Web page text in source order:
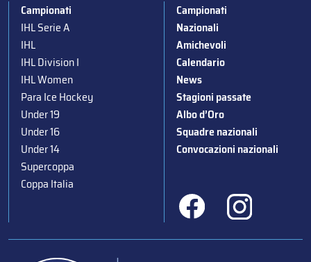
Campionati
IHL Serie A
IHL
IHL Division I
IHL Women
Para Ice Hockey
Under 19
Under 16
Under 14
Supercoppa
Coppa Italia
Campionati
Nazionali
Amichevoli
Calendario
News
Stagioni passate
Albo d’Oro
Squadre nazionali
Convocazioni nazionali